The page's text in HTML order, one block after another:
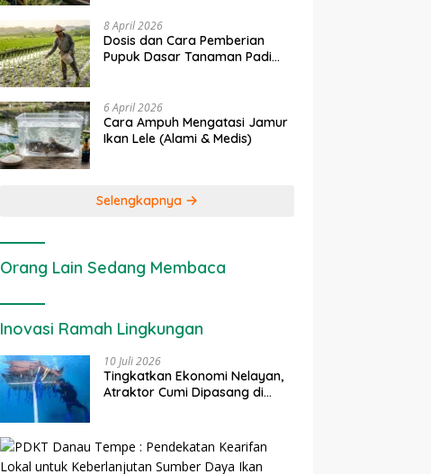
8 April 2026
Dosis dan Cara Pemberian
Pupuk Dasar Tanaman Padi
6 April 2026
Cara Ampuh Mengatasi Jamur
Ikan Lele (Alami & Medis)
Selengkapnya
Orang Lain Sedang Membaca
Inovasi Ramah Lingkungan
10 Juli 2026
Tingkatkan Ekonomi Nelayan,
Atraktor Cumi Dipasang di